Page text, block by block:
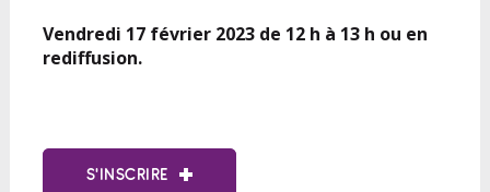
Vendredi 17 février 2023 de 12 h à 13 h ou en
rediffusion.
S'INSCRIRE